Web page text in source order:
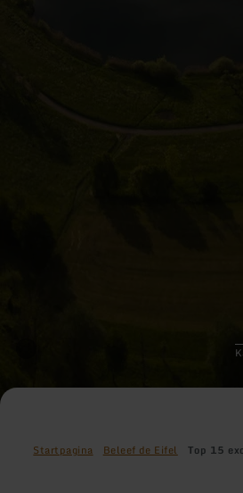
Startpagina Beleef de Eifel Top 15